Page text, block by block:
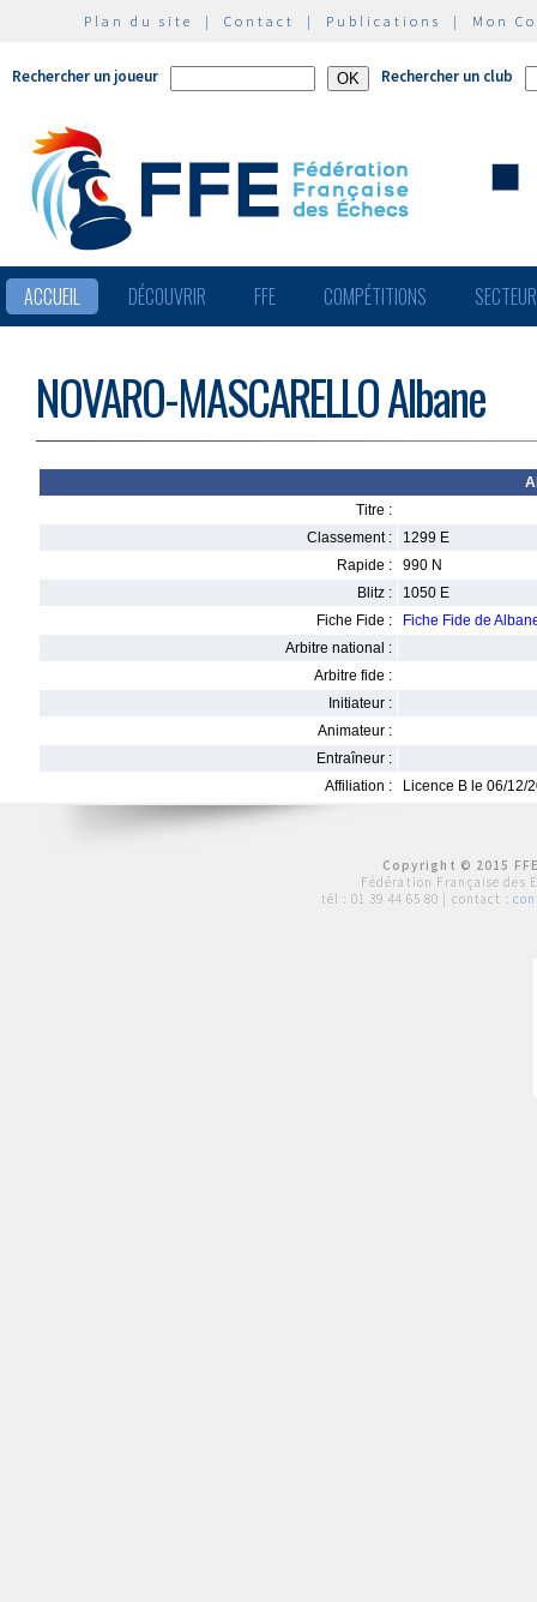
Plan du site | Contact | Publications | Mon
Rechercher un joueur Rechercher un club
ACCUEIL DÉCOUVRIR FFE COMPÉTITIONS
NOVARO-MASCARELLO Albane
Titre :
Classement :
1299 E
Rapide :
990 N
Blitz :
1050 E
Fiche Fide :
Fiche Fide de
Arbitre national :
Arbitre fide :
Initiateur :
Animateur :
Entraîneur :
Affiliation :
Licence B le 06/12/
Copyright © 2015
Fédération Française des
tél : 01 39 44 65 80 | contact :